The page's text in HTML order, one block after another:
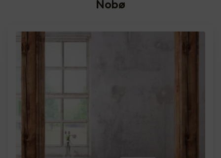
Nobø